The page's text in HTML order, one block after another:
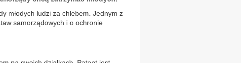
młodych ludzi za chlebem. Jednym z
samorządowych i o ochronie